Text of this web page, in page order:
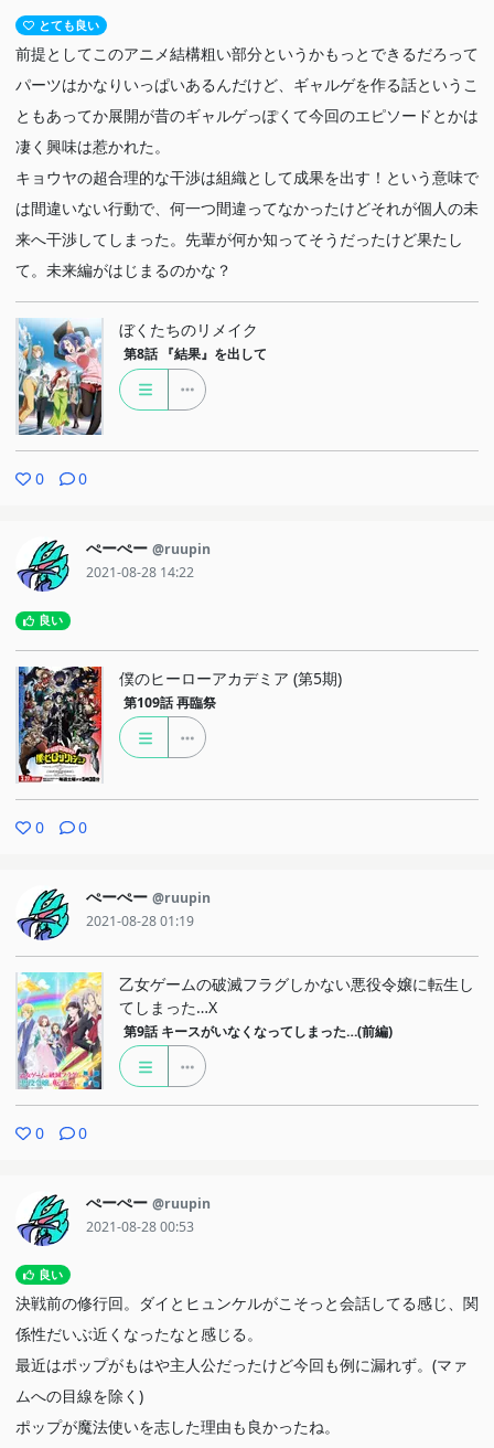
とても良い
前提としてこのアニメ結構粗い部分というかもっとできるだろって
パーツはかなりいっぱいあるんだけど、ギャルゲを作る話というこ
ともあってか展開が昔のギャルゲっぽくて今回のエピソードとかは
凄く興味は惹かれた。
キョウヤの超合理的な干渉は組織として成果を出す！という意味で
は間違いない行動で、何一つ間違ってなかったけどそれが個人の未
来へ干渉してしまった。先輩が何か知ってそうだったけど果たし
て。未来編がはじまるのかな？
ぼくたちのリメイク
第8話 『結果』を出して
0 0
ぺーぺー @ruupin
2021-08-28 14:22
良い
僕のヒーローアカデミア (第5期)
第109話 再臨祭
0 0
ぺーぺー @ruupin
2021-08-28 01:19
乙女ゲームの破滅フラグしかない悪役令嬢に転生し
てしまった…X
第9話 キースがいなくなってしまった…(前編)
0 0
ぺーぺー @ruupin
2021-08-28 00:53
良い
決戦前の修行回。ダイとヒュンケルがこそっと会話してる感じ、関
係性だいぶ近くなったなと感じる。
最近はポップがもはや主人公だったけど今回も例に漏れず。(マァ
ムへの目線を除く)
ポップが魔法使いを志した理由も良かったね。